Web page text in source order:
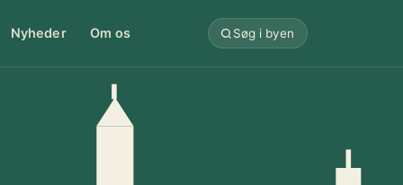
Nyheder Om os Søg i byen